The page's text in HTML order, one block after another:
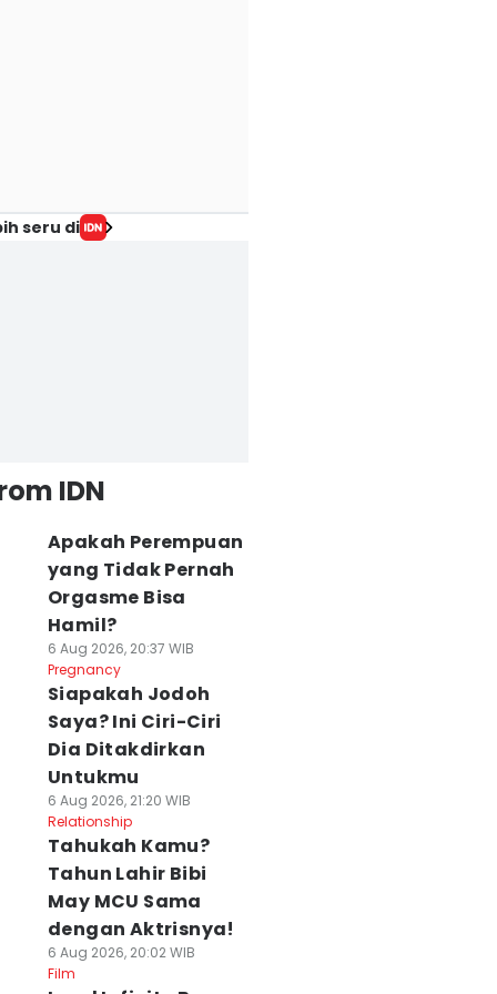
seru di
IDN
Apakah Perempuan
yang Tidak Pernah
Orgasme Bisa
Hamil?
6 Aug 2026, 20:37 WIB
Pregnancy
Siapakah Jodoh
Saya? Ini Ciri-Ciri
Dia Ditakdirkan
Untukmu
6 Aug 2026, 21:20 WIB
Relationship
Tahukah Kamu?
Tahun Lahir Bibi
May MCU Sama
dengan Aktrisnya!
6 Aug 2026, 20:02 WIB
Film